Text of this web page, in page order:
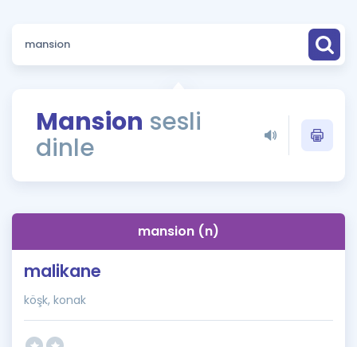
Sözlük
Rehberlik Aracı
ÖSYM Sınav Takvimi
İngilizce Gramer
Hakkımızda
Mansion sesli
dinle
mansion (n)
malikane
köşk, konak